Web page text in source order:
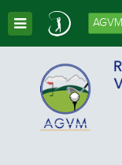
Toggle Dropdown
AGVM